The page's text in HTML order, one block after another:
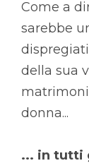
Come a
sarebbe
della sua
donna...
... in tutti